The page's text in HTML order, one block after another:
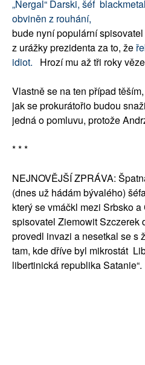
„Nergal“ Darski, šéf
obviněn z rouhání,
bude nyní populární
z urážky prezidenta za to, že
idiot. Hrozí mu až tři roky
Vlastně se na ten případ
jak se prokurátořio budou
jedná o pomluvu, protože
* * *
NEJNOVĚJŠÍ ZPRÁVA:
(dnes už hádám bývalého)
který se vmáčkl mezi Srbsko
spisovatel Ziemowit Szczerek
provedl invazi a nesetkal se s
tam, kde dříve byl mikrostát
libertinická republika Satanie“.